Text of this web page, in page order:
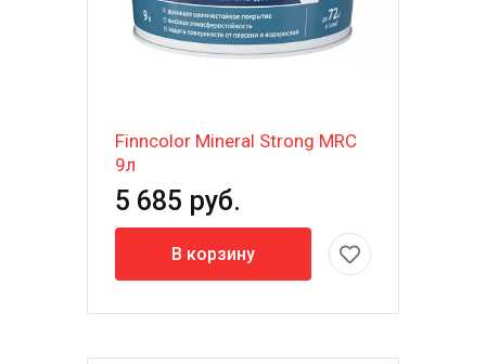
Finncolor Mineral Strong MRC
9л
5 685 руб.
В корзину